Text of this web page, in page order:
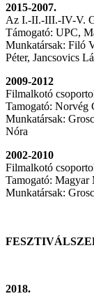
2015-2007.
Az I.-II.-III.-IV-V.
Támogató: UPC,
Munkatársak: Filó
Péter, Jancsovics
2009-2012
Filmalkotó
Tamogató: Norvég
Munkatársak:
Nóra
2002-2010
Filmalkotó
Tamogató:
Munkatársak:
2018.